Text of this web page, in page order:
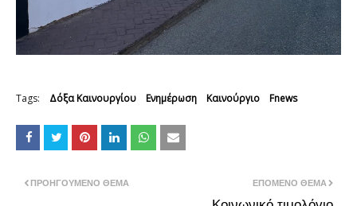
Tags: Δόξα Καινουργίου Ενημέρωση Καινούργιο Fnews
ΕΠΌΜΕΝΟ ΘΈΜΑ
ΠΡΟΗΓΟΎΜΕΝΟ ΘΈΜΑ